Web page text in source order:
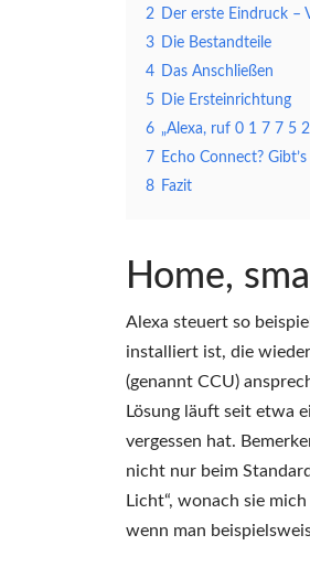
2 Der erste Eindruck –
3 Die Bestandteile
4 Das Anschließen
5 Die Ersteinrichtung
6 „Alexa, ruf 0 1 7 7 5
7 Echo Connect?
8 Fazit
Home,
Alexa steuert so
installiert ist, die
(genannt CCU)
Lösung läuft seit etwa
vergessen hat.
nicht nur beim
Licht“, wonach sie
wenn man